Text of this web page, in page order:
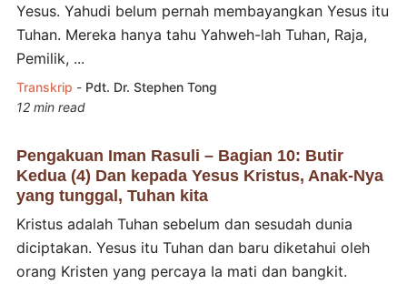
Yesus. Yahudi belum pernah membayangkan Yesus itu
Tuhan. Mereka hanya tahu Yahweh-lah Tuhan, Raja,
Pemilik, ...
Transkrip - Pdt. Dr. Stephen Tong
12 min read
Pengakuan Iman Rasuli – Bagian 10: Butir
Kedua (4) Dan kepada Yesus Kristus, Anak-Nya
yang tunggal, Tuhan kita
Kristus adalah Tuhan sebelum dan sesudah dunia
diciptakan. Yesus itu Tuhan dan baru diketahui oleh
orang Kristen yang percaya Ia mati dan bangkit.